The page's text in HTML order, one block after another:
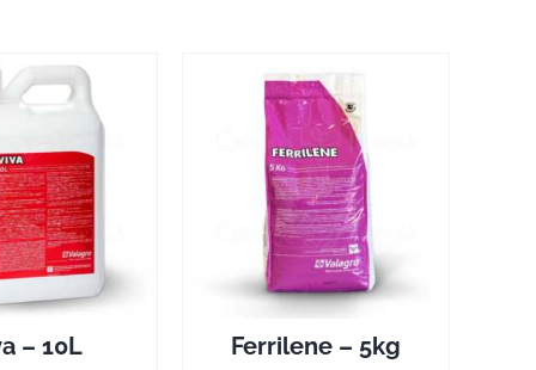
– 10L Ferrilene – 5kg